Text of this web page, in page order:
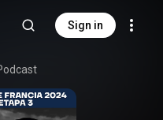
Sign in